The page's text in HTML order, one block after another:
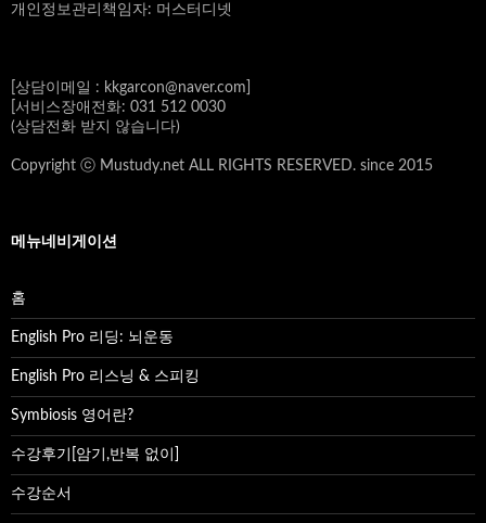
개인정보관리책임자: 머스터디넷
[상담이메일 : kkgarcon@naver.com]
[서비스장애전화: 031 512 0030
(상담전화 받지 않습니다)
Copyright ⓒ Mustudy.net ALL RIGHTS RESERVED. since 2015
메뉴네비게이션
홈
English Pro 리딩: 뇌운동
English Pro 리스닝 & 스피킹
Symbiosis 영어란?
수강후기[암기,반복 없이]
수강순서